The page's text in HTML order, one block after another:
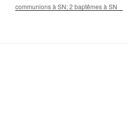
communions à SN; 2 baptêmes à SN